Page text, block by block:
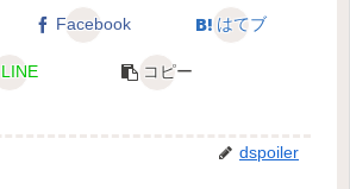
Facebook はてブ
LINE コピー
dspoiler